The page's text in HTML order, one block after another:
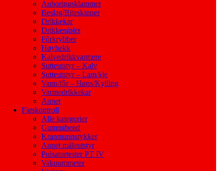
Anboringsklammer
Beslag/Biteskinner
Drikkekar
Drikkenipler
Fôrkrybber
Høyhekk
Kalvedrikkvarmere
Sutteutstyr – Kalv
Sutteutstyr – Lam/kje
Vann/fôr – Høns/Kylling
Varmedrikkekar
Annet
Fjøskontroll
Alle kategorier
Gummibend
Kranmunnstykker
Annet måleutstyr
Pulsatortester PT IV
Vakuummeter